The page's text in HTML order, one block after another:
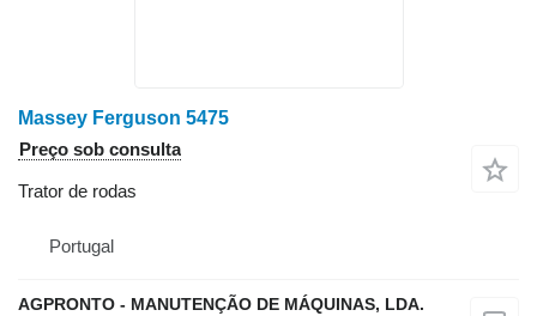
Massey Ferguson 5475
Preço sob consulta
Trator de rodas
Portugal
AGPRONTO - MANUTENÇÃO DE MÁQUINAS, LDA.